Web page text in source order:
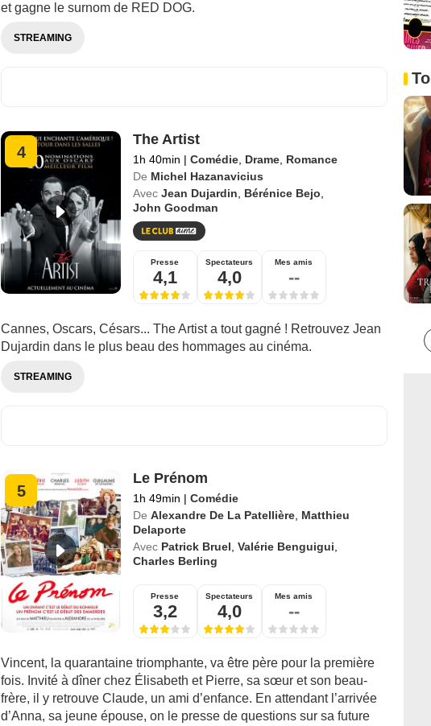
et gagne le surnom de RED DOG.
STREAMING
4
The Artist
1h 40min | Comédie, Drame, Romance
De Michel Hazanavicius
Avec Jean Dujardin, Bérénice Bejo,
John Goodman
Presse
4,1
Spectateurs
4,0
Mes amis
--
Cannes, Oscars, Césars... The Artist a tout gagné ! Retrouvez Jean
Dujardin dans le plus beau des hommages au cinéma.
STREAMING
5
Le Prénom
1h 49min | Comédie
De Alexandre De La Patellière, Matthieu
Delaporte
Avec Patrick Bruel, Valérie Benguigui,
Charles Berling
Presse
3,2
Spectateurs
4,0
Mes amis
--
Vincent, la quarantaine triomphante, va être père pour la première
fois. Invité à dîner chez Élisabeth et Pierre, sa sœur et son beau-
frère, il y retrouve Claude, un ami d’enfance. En attendant l’arrivée
d’Anna, sa jeune épouse, on le presse de questions sur sa future